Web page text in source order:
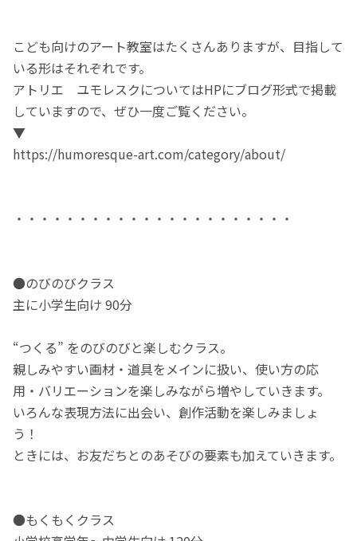
こども向けのアート教室はたくさんありますが、目指して
いる形はそれぞれです。
アトリエ ユモレスクについてはHPにブログ形式で掲載
していますので、ぜひ一度ご覧ください。
▼
https://humoresque-art.com/category/about/
・・・・・・・・・・・・・・・・・・・・・・
●のびのびクラス
主に小学生向け 90分
“つくる” をのびのびと楽しむクラス。
親しみやすい画材・道具をメインに扱い、使い方の応
用・バリエーションを楽しみながら増やしていきます。
いろんな表現方法に出会い、創作活動を楽しみましょ
う！
ときには、お友だちとのあそびの要素も加えていきます。
●もくもくクラス